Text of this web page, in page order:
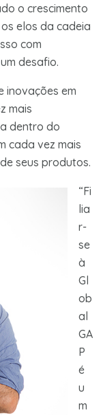
o crescimento
elos da cadeia
com
desafio.
inovações em
mais
dentro do
cada vez mais
seus produtos.
“Fi
lia
r-
se
à
Gl
ob
al
GA
P
é
u
m